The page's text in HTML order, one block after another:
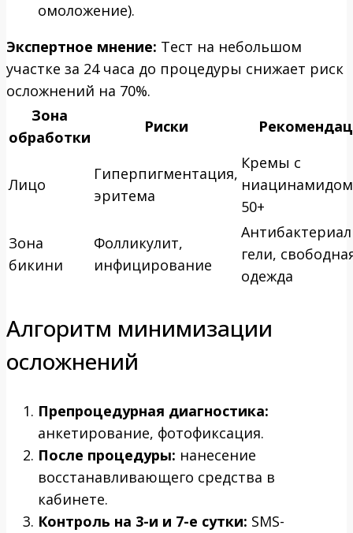
омоложение).
Экспертное мнение: Тест на небольшом
участке за 24 часа до процедуры снижает риск
осложнений на 70%.
Зона
обработки
Риски
Лицо
Гиперпигментация,
эритема
Кремы с
50+
Зона
бикини
Фолликулит,
инфицирование
гели,
одежда
Алгоритм минимизации
осложнений
Препроцедурная диагностика:
анкетирование, фотофиксация.
После процедуры: нанесение
восстанавливающего средства в
кабинете.
Контроль на 3-и и 7-е сутки: SMS-